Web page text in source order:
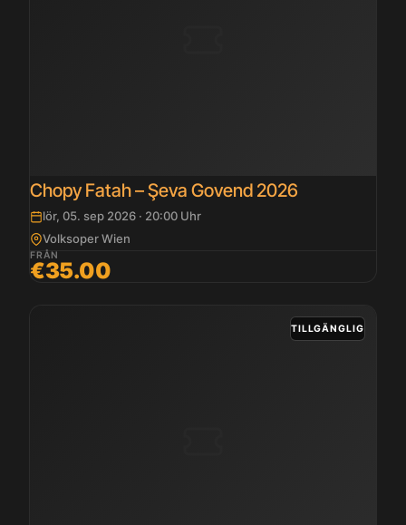
Chopy Fatah – Şeva Govend 2026
lör, 05. sep 2026 · 20:00 Uhr
Volksoper Wien
FRÅN
€35.00
TILLGÄNGLIG